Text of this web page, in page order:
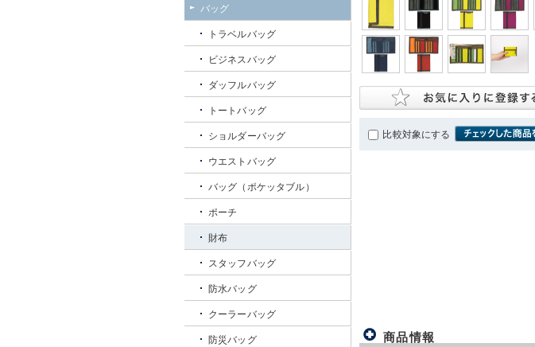
比較対象にする
商品情報
バッグ
トラベルバッグ
ビジネスバッグ
ダッフルバッグ
トートバッグ
ショルダーバッグ
ウエストバッグ
バッグ（ポケッタブル）
ポーチ
財布
スタッフバッグ
防水バッグ
クーラーバッグ
防災バッグ